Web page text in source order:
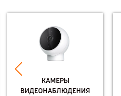
КАМЕРЫ
ВИДЕОНАБЛЮДЕНИЯ